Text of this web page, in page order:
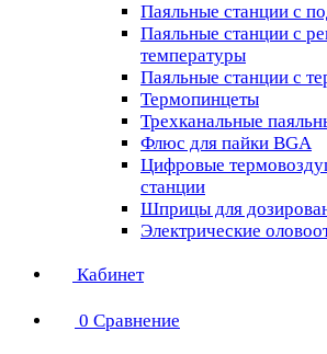
Паяльные станции с
Паяльные станции с
температуры
Паяльные станции с
Термопинцеты
Трехканальные
Флюс для пайки BGA
Цифровые
станции
Шприцы для
Электрические
Кабинет
0 Сравнение